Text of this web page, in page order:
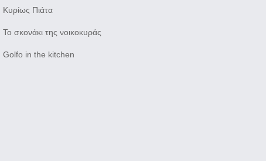
Κυρίως Πιάτα
Το σκονάκι της νοικοκυράς
Golfo in the kitchen